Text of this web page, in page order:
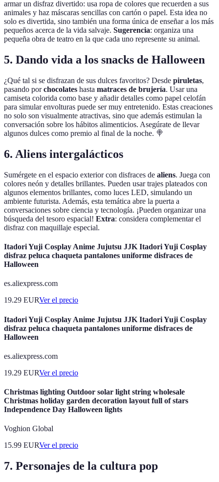
armar un disfraz divertido: usa ropa de colores que recuerden a sus
animales y haz máscaras sencillas con cartón o papel. Esta idea no
solo es divertida, sino también una forma única de enseñar a los más
pequeños acerca de la vida salvaje. Sugerencia: organiza una
pequeña obra de teatro en la que cada uno represente su animal.
5. Dando vida a los snacks de Halloween
¿Qué tal si se disfrazan de sus dulces favoritos? Desde piruletas,
pasando porchocolates hasta matraces de brujería. Usar una
camiseta colorida como base y añadir detalles como papel celofán
para simular envolturas puede ser muy entretenido. Estas creaciones
no solo son visualmente atractivas, sino que además estimulan la
conversación sobre los hábitos alimenticios. Asegúrate de llevar
algunos dulces como premio al final de la noche. 🍭
6. Aliens intergalácticos
Sumérgete en el espacio exterior con disfraces de aliens. Juega con
colores neón y detalles brillantes. Pueden usar trajes plateados con
algunos elementos brillantes, como luces LED, simulando un
ambiente futurista. Además, esta temática abre la puerta a
conversaciones sobre ciencia y tecnología. ¡Pueden organizar una
búsqueda del tesoro espacial! Extra: considera complementar el
disfraz con maquillaje especial.
Itadori Yuji Cosplay Anime Jujutsu JJK Itadori Yuji Cosplay
disfraz peluca chaqueta pantalones uniforme disfraces de
Halloween
es.aliexpress.com
19.29 EURVer el precio
Itadori Yuji Cosplay Anime Jujutsu JJK Itadori Yuji Cosplay
disfraz peluca chaqueta pantalones uniforme disfraces de
Halloween
es.aliexpress.com
19.29 EURVer el precio
Christmas lighting Outdoor solar light string wholesale
Christmas holiday garden decoration layout full of stars
Independence Day Halloween lights
Voghion Global
15.99 EURVer el precio
7. Personajes de la cultura pop